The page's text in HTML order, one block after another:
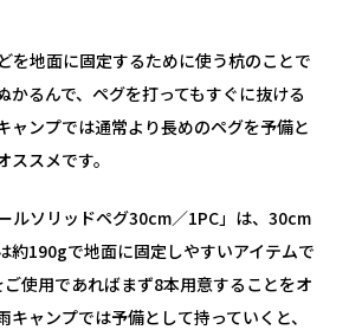
を地面に固定するために使う杭のことで
かるんで、ペグを打ってもすぐに抜ける
ャンプでは通常より長めのペグを予備と
ススメです。
ルソリッドペグ30cm／1PC」は、30cm
約190gで地面に固定しやすいアイテムで
使用であればまず8本用意することをオ
キャンプでは予備として持っていくと、